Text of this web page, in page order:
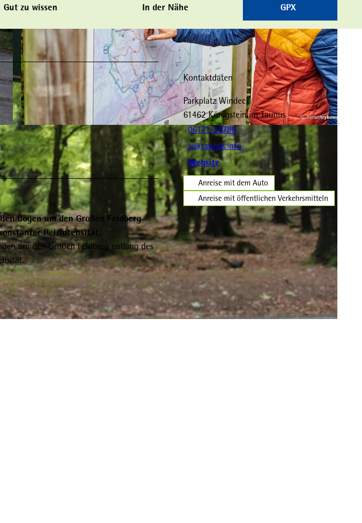
© Florian Trykowski | CC-BY-SA
Gut zu wissen In der Nähe GPX
Bogen um den Großen Feldberg
Reizintensität.
um den Großen Feldberg entlang des
Kontaktdaten
Parkplatz Windeck
61462Königstein im Taunus
06171-50780
ti@taunus.info
Website
Anreise mit dem Auto
Anreise mit öffentlichen Verkehrsmitteln